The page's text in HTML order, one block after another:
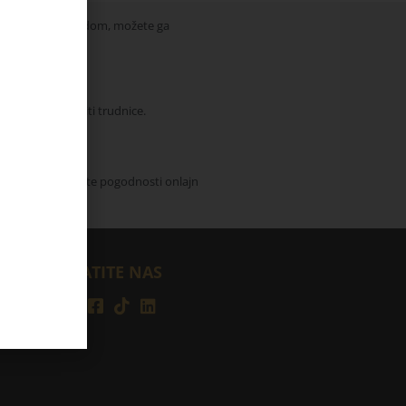
proizvodom, možete ga
Mogu ga koristiti trudnice.
sajta. Iskoristite pogodnosti onlajn
PRATITE NAS